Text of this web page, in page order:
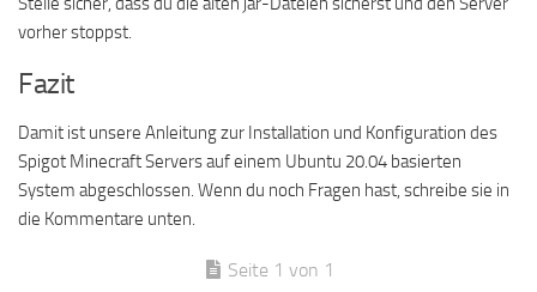
vorher stoppst.
Fazit
Damit ist unsere Anleitung zur Installation und Konfiguration des
Spigot Minecraft Servers auf einem Ubuntu 20.04 basierten
System abgeschlossen. Wenn du noch Fragen hast, schreibe sie in
die Kommentare unten.
Seite 1 von 1